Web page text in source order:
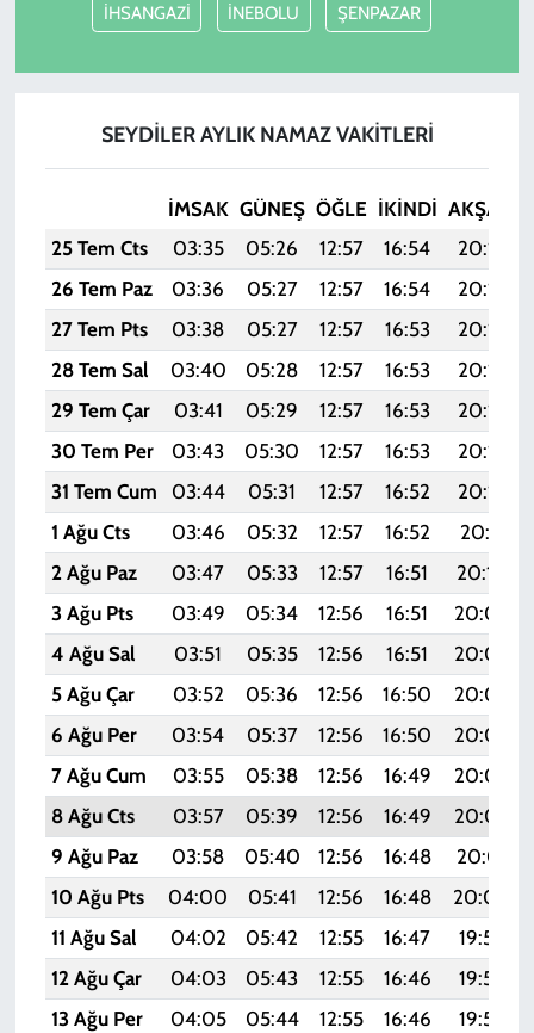
İHSANGAZİ İNEBOLU ŞENPAZAR
SEYDİLER AYLIK NAMAZ VAKITLERI
İMSAK GÜNEŞ ÖĞLE İKINDI AKŞAM
25 Tem Cts
03:35 05:26 12:57 16:54 20:18
26 Tem Paz
03:36 05:27 12:57 16:54 20:17
27 Tem Pts
03:38 05:27 12:57 16:53 20:16
28 Tem Sal
03:40 05:28 12:57 16:53 20:15
29 Tem Çar
03:41 05:29 12:57 16:53 20:14
30 Tem Per
03:43 05:30 12:57 16:53 20:13
31 Tem Cum
03:44 05:31 12:57 16:52 20:12
1 Ağu Cts
03:46 05:32 12:57 16:52 20:11
2 Ağu Paz
03:47 05:33 12:57 16:51 20:10
3 Ağu Pts
03:49 05:34 12:56 16:51 20:09
4 Ağu Sal
03:51 05:35 12:56 16:51 20:07
5 Ağu Çar
03:52 05:36 12:56 16:50 20:06
6 Ağu Per
03:54 05:37 12:56 16:50 20:05
7 Ağu Cum
03:55 05:38 12:56 16:49 20:04
8 Ağu Cts
03:57 05:39 12:56 16:49 20:03
9 Ağu Paz
03:58 05:40 12:56 16:48 20:01
10 Ağu Pts
04:00 05:41 12:56 16:48 20:00
11 Ağu Sal
04:02 05:42 12:55 16:47 19:59
12 Ağu Çar
04:03 05:43 12:55 16:46 19:57
13 Ağu Per
04:05 05:44 12:55 16:46 19:56